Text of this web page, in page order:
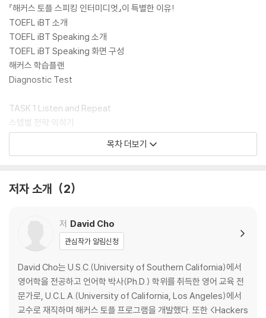
『해커스 토플 스피킹 인터미디엇』이 특별한 이유!
TOEFL iBT 소개
TOEFL iBT Speaking 소개
TOEFL iBT Speaking 화면 구성
해커스 학습플랜
Diagnostic Test
TASK 1 Listen and Repeat
스텝별 전략 익히기
Chapter 01 교육 시설
Chapter 02 문화 및 여가 시설
스텝별 전략 익히기
Chapter 01 교육
Chapter 02 진로
Chapter 03 건강과 일상
Chapter 04 환경과 기술
Chapter 05 문화와 라이프스타일
Task Test
목차 더보기
저자 소개 2
저 David Cho
관심작가 알림신청
David Cho는 U.S.C.(University of Southern California)에서
영어학을 전공하고 언어학 박사(Ph.D.) 학위를 취득한 영어 교육 전
문가로, U.C.L.A.(University of California, Los Angeles)에서
교수로 재직하며 해커스 토플 프로그램을 개발했다. 또한 <Hackers